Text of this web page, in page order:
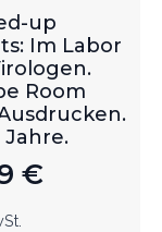
up
Im Labor
Room
Jahre.
€